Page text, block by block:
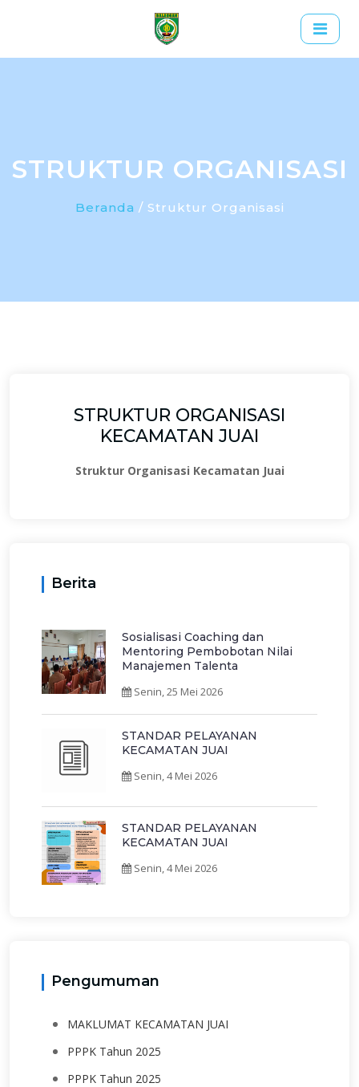
STRUKTUR ORGANISASI
Beranda / Struktur Organisasi
STRUKTUR ORGANISASI
KECAMATAN JUAI
Struktur Organisasi Kecamatan Juai
Berita
Sosialisasi Coaching dan
Mentoring Pembobotan Nilai
Manajemen Talenta
Senin, 25 Mei 2026
STANDAR PELAYANAN
KECAMATAN JUAI
Senin, 4 Mei 2026
STANDAR PELAYANAN
KECAMATAN JUAI
Senin, 4 Mei 2026
Pengumuman
MAKLUMAT KECAMATAN JUAI
PPPK Tahun 2025
PPPK Tahun 2025